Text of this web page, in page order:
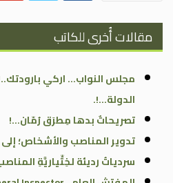
مقالات أُخرى للكاتب
مجلس النواب… اركي
الدولة…!.
تصريحاتٌ بدها مِطرَق رُمّان…!
تدوير المناصب والأشخاص؛
سردياتُ رديئة لخِتِّياريَّةِ